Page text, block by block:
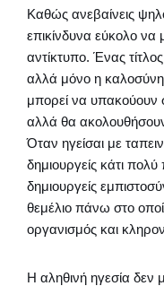
Καθώς ανεβαίνεις
επικίνδυνα εύκολο να
αντίκτυπο. Ένας
αλλά μόνο η
μπορεί να υπακούουν
αλλά θα
Όταν ηγείσαι με
δημιουργείς κάτι
δημιουργείς
θεμέλιο πάνω στο
οργανισμός και
Η αληθινή ηγεσία δεν